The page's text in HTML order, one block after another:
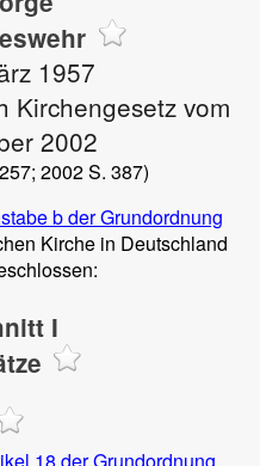
1957
Kirchengesetz vom
2002
2002 S. 387)
b der Grundordnung
Kirche in Deutschland
I